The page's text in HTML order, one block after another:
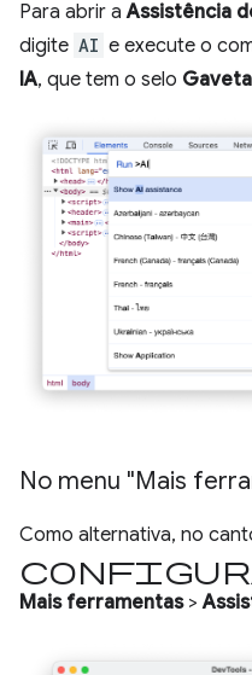
Para abrir aAssistência
digite AI e execute o
IA, que tem o selo Gaveta
No menu "Mais
Como alternativa, no
Mais ferramentas>